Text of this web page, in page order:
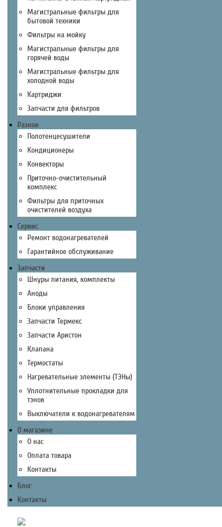
Магистральные фильтры для
бытовой техники
Фильтры на мойку
Магистральные фильтры для
горячей воды
Магистральные фильтры для
холодной воды
Картриджи
Запчасти для фильтров
Разное
Полотенцесушители
Кондиционеры
Конвекторы
Приточно-очистительный
комплекс
Фильтры для приточных
очистителей воздуха
Сервис
Ремонт водонагревателей
Гарантийное обслуживание
Запчасти
Шнуры питания, комплекты
Аноды
Блоки управления
Запчасти Термекс
Запчасти Аристон
Клапана
Термостаты
Нагревательные элементы (ТЭНы)
Уплотнительные прокладки для
тэнов
Выключатели к водонагревателям
О магазине
О нас
Оплата товара
Контакты
Блог
Контакты